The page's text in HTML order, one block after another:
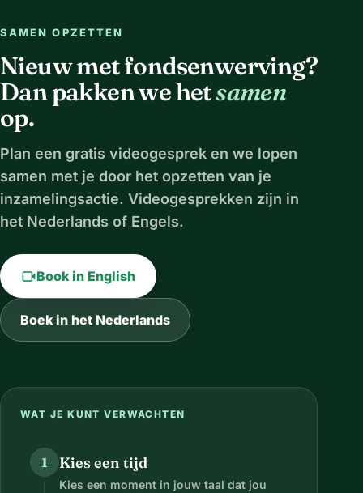
SAMEN OPZETTEN
Nieuw met fondsenwerving?
Dan pakken we hetsamen
op.
Plan een gratis videogesprek en we lopen
samen met je door het opzetten van je
inzamelingsactie. Videogesprekken zijn in
het Nederlands of Engels.
videocamBook in English
Boek in het Nederlands
WAT JE KUNT VERWACHTEN
1 Kies een tijd
Kies een moment in jouw taal dat jou